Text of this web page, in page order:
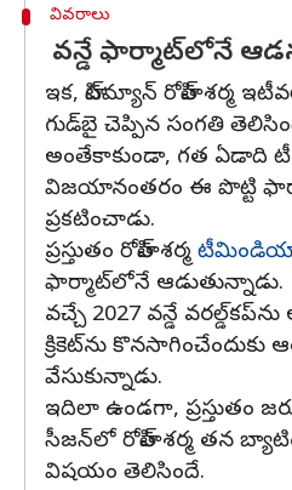
వివరాలు
వన్డే ఫార్మాట్‌లోనే
ఇక, హిట్‌మ్యాన్ రోహిత్ శర్మ
గుడ్‌బై చెప్పిన సంగతి
అంతేకాకుండా, గత ఏడాది
విజయానంతరం ఈ పొట్టి
ప్రకటించాడు.
ప్రస్తుతం రోహిత్ శర్మ
ఫార్మాట్‌లోనే ఆడుతున్నాడు.
వచ్చే 2027 వన్డే
క్రికెట్‌ను
వేసుకున్నాడు.
ఇదిలా ఉండగా, ప్రస్తుతం
సీజన్‌లో రోహిత్ శర్మ తన
విషయం తెలిసిందే.